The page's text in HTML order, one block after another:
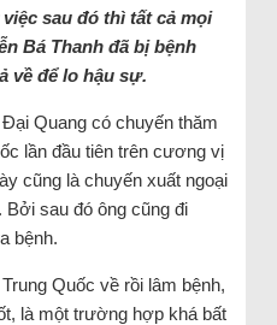
sau đó thìtất cả mọi
Bá Thanh đã bị bệnh
về để lo hậu sự.
Quang có chuyến thăm
lần đầu tiên trên cương vị
cũng là chuyến xuất ngoại
sau đó ông cũng đi
bệnh.
Quốc về rồi lâm bệnh,
là một trường hợp khá bất